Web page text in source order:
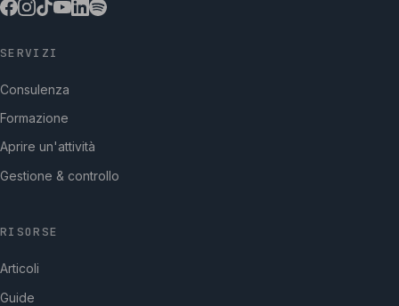
SERVIZI
Consulenza
Formazione
Aprire un'attività
Gestione & controllo
RISORSE
Articoli
Guide